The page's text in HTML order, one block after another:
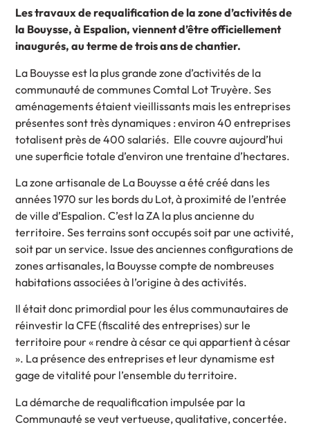
Les travaux de requalification de la zone d’activités de
la Bouysse, à Espalion, viennent d’être officiellement
inaugurés, au terme de trois ans de chantier.
La Bouysse est la plus grande zone d’activités de la
communauté de communes Comtal Lot Truyère. Ses
aménagements étaient vieillissants mais les entreprises
présentes sont très dynamiques : environ 40 entreprises
totalisent près de 400 salariés. Elle couvre aujourd’hui
une superficie totale d’environ une trentaine d’hectares.
La zone artisanale de La Bouysse a été créé dans les
années 1970 sur les bords du Lot, à proximité de l’entrée
de ville d’Espalion. C’est la ZA la plus ancienne du
territoire. Ses terrains sont occupés soit par une activité,
soit par un service. Issue des anciennes configurations de
zones artisanales, la Bouysse compte de nombreuses
habitations associées à l’origine à des activités.
Il était donc primordial pour les élus communautaires de
réinvestir la CFE (fiscalité des entreprises) sur le
territoire pour « rendre à césar ce qui appartient à césar
». La présence des entreprises et leur dynamisme est
gage de vitalité pour l’ensemble du territoire.
La démarche de requalification impulsée par la
Communauté se veut vertueuse, qualitative, concertée.